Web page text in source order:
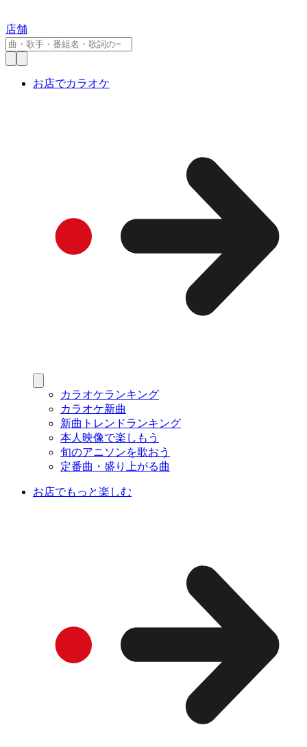
店舗
お店でカラオケ
カラオケランキング
カラオケ新曲
新曲トレンドランキング
本人映像で楽しもう
旬のアニソンを歌おう
定番曲・盛り上がる曲
お店でもっと楽しむ